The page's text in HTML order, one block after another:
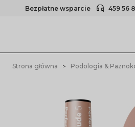
Bezpłatne wsparcie 459 56
Strona główna Podologia &